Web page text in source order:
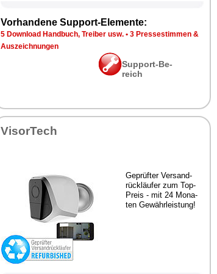
Vor­han­de­ne Sup­port-Ele­men­te:
5 Down­load Hand­buch, Trei­ber usw. • 3 Pres­se­stim­men &
Aus­zeich­nun­gen
Sup­port-Be­
reich
Vi­sor­Tech
Ge­prüf­ter Ver­sand­
rück­läu­fer zum Top-
Preis - mit 24 Mo­na­
ten Ge­währ­leis­tung!